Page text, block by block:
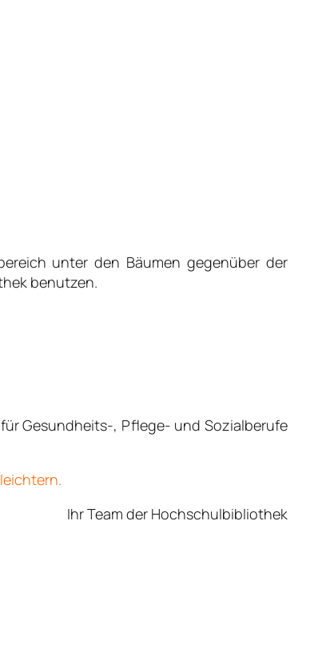
unter den Bäumen gegenüber der
benutzen.
Gesundheits-, Pflege- und Sozialberufe
Ihr Team der Hochschulbibliothek